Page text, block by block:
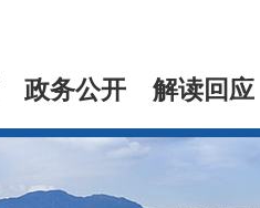
政务公开 解读回应